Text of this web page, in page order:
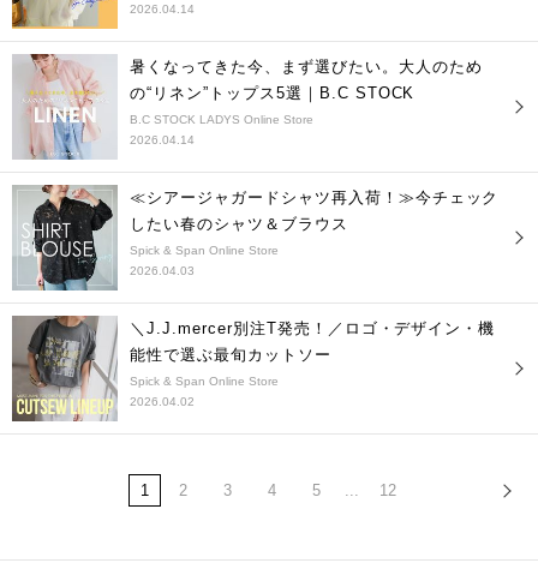
2026.04.14
暑くなってきた今、まず選びたい。大人のため
の“リネン”トップス5選｜B.C STOCK
B.C STOCK LADYS Online Store
2026.04.14
≪シアージャガードシャツ再入荷！≫今チェック
したい春のシャツ＆ブラウス
Spick & Span Online Store
2026.04.03
＼J.J.mercer別注T発売！／ロゴ・デザイン・機
能性で選ぶ最旬カットソー
Spick & Span Online Store
2026.04.02
1 2 3 4 5 ... 12